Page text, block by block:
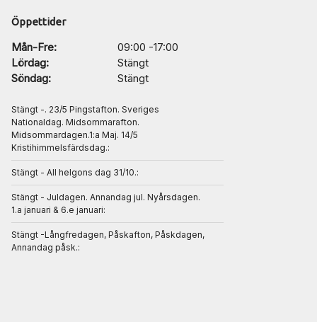
Öppettider
Mån-Fre:
09:00 -17:00
Lördag:
Stängt
Söndag:
Stängt
Stängt -. 23/5 Pingstafton. Sveriges
Nationaldag. Midsommarafton.
Midsommardagen.1:a Maj. 14/5
Kristihimmelsfärdsdag.:
Stängt - All helgons dag 31/10.:
Stängt - Juldagen. Annandag jul. Nyårsdagen.
1.a januari & 6.e januari:
Stängt -Långfredagen, Påskafton, Påskdagen,
Annandag påsk.: